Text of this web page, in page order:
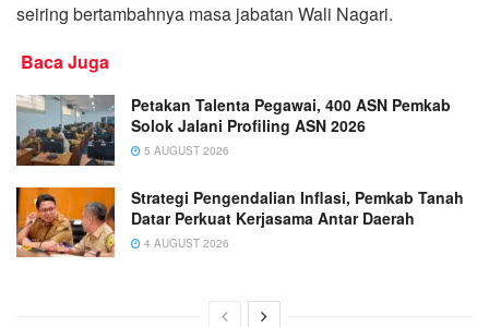
seiring bertambahnya masa jabatan Wali Nagari.
Baca Juga
Petakan Talenta Pegawai, 400 ASN Pemkab
Solok Jalani Profiling ASN 2026
5 AUGUST 2026
Strategi Pengendalian Inflasi, Pemkab Tanah
Datar Perkuat Kerjasama Antar Daerah
4 AUGUST 2026